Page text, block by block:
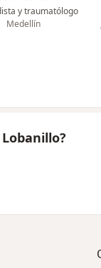
y traumatólogo
Medellín